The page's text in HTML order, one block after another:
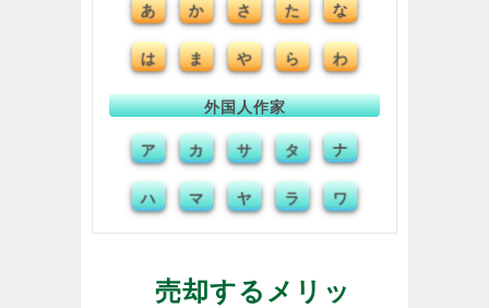
あ か さ た な
は ま や ら わ
外国人作家
ア カ サ タ ナ
ハ マ ヤ ラ ワ
売却するメリッ